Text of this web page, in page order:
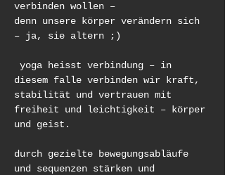
verbinden wollen –
denn unsere körper verändern sich
– ja, sie altern ;)
diesem falle verbinden wir kraft,
stabilität und vertrauen mit
freiheit und leichtigkeit – körper
und geist.
durch gezielte bewegungsabläufe
und sequenzen stärken und